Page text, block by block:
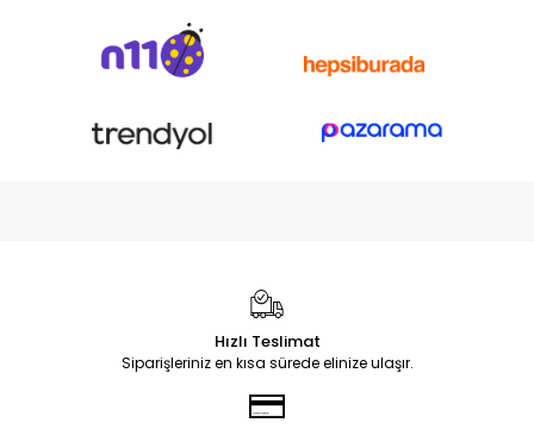
Hızlı Teslimat
Siparişleriniz en kısa sürede elinize ulaşır.